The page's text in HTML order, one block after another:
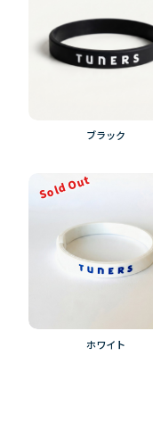
ブラック
Sold Out
ホワイト